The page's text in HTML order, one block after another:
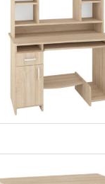
1940 zł
Więcej